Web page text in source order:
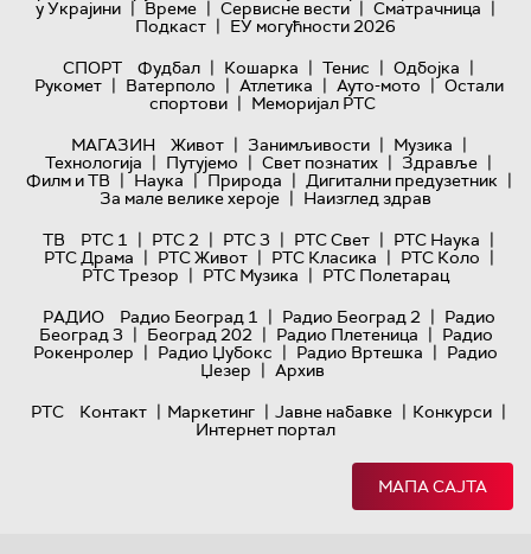
у Украјини | Време | Сервисне вести | Сматрачница |
Подкаст | ЕУ могућности 2026
СПОРТ
Фудбал | Кошарка | Тенис | Одбојка |
Рукомет | Ватерполо | Атлетика | Ауто-мото | Остали
спортови | Меморијал РТС
МАГАЗИН
Живот | Занимљивости | Музика |
Технологијa | Путујемо | Свет познатих | Здравље |
Филм и ТВ | Наука | Природа | Дигитални предузетник |
За мале велике хероје | Наизглед здрав
ТВ
РТС 1 | РТС 2 | РТС 3 | РТС Свет | РТС Наука |
РТС Драма | РТС Живот | РТС Класика | РТС Коло |
РТС Трезор | РТС Музика | РТС Полетарац
РАДИО
Радио Београд 1 | Радио Београд 2 | Радио
Београд 3 | Београд 202 | Радио Плетеница | Радио
Рокенролер | Радио Џубокс | Радио Вртешка | Радио
Џезер | Архив
РТС
Контакт | Маркетинг | Јавне набавке | Конкурси |
Интернет портал
МАПА САЈТА